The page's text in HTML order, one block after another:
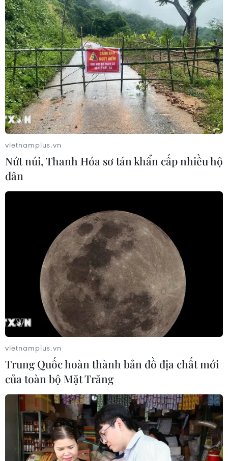
vietnamplus.vn
Nứt núi, Thanh Hóa sơ tán khẩn cấp nhiều hộ
dân
vietnamplus.vn
Trung Quốc hoàn thành bản đồ địa chất mới
của toàn bộ Mặt Trăng